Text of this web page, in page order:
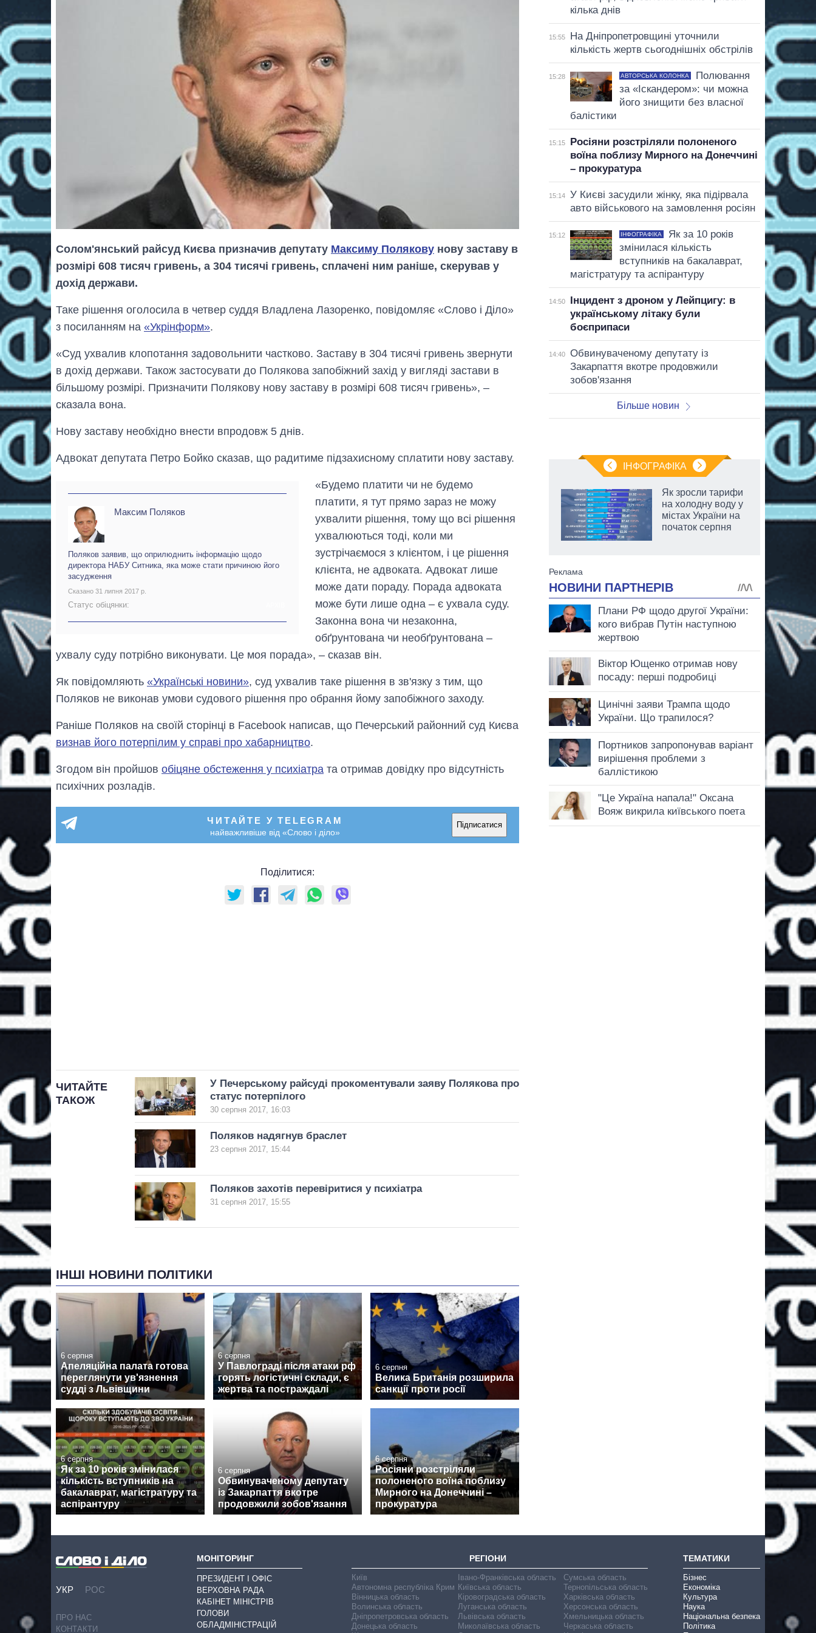
Солом'янський райсуд Києва призначив депутату Максиму Полякову нову заставу в
розмірі 608 тисяч гривень, а 304 тисячі гривень, сплачені ним раніше, скерував у
дохід держави.
Таке рішення оголосила в четвер суддя Владлена Лазоренко, повідомляє «Слово і Діло»
з посиланням на «Укрінформ».
«Суд ухвалив клопотання задовольнити частково. Заставу в 304 тисячі гривень звернути
в дохід держави. Також застосувати до Полякова запобіжний захід у вигляді застави в
більшому розмірі. Призначити Полякову нову заставу в розмірі 608 тисяч гривень», –
сказала вона.
Нову заставу необхідно внести впродовж 5 днів.
Адвокат депутата Петро Бойко сказав, що радитиме підзахисному сплатити нову заставу.
Максим Поляков
Поляков заявив, що оприлюднить інформацію щодо
директора НАБУ Ситника, яка може стати причиною його
засудження
Сказано 31 липня 2017 р.
Статус обіцянки:
«Будемо платити чи не будемо
платити, я тут прямо зараз не можу
ухвалити рішення, тому що всі рішення
ухвалюються тоді, коли ми
зустрічаємося з клієнтом, і це рішення
клієнта, не адвоката. Адвокат лише
може дати пораду. Порада адвоката
може бути лише одна – є ухвала суду.
Законна вона чи незаконна,
обґрунтована чи необґрунтована –
ухвалу суду потрібно виконувати. Це моя порада», – сказав він.
Як повідомляють «Українські новини», суд ухвалив таке рішення в зв'язку з тим, що
Поляков не виконав умови судового рішення про обрання йому запобіжного заходу.
Раніше Поляков на своїй сторінці в Facebook написав, що Печерський районний суд Києва
визнав його потерпілим у справі про хабарництво.
Згодом він пройшов обіцяне обстеження у психіатра та отримав довідку про відсутність
психічних розладів.
ЧИТАЙТЕ У TELEGRAM
найважливіше від «Слово і діло»
Підписатися
Поділитися:
ЧИТАЙТЕ
ТАКОЖ
У Печерському райсуді прокоментували заяву Полякова про
статус потерпілого
30 серпня 2017, 16:03
Поляков надягнув браслет
23 серпня 2017, 15:44
Поляков захотів перевіритися у психіатра
31 серпня 2017, 15:55
ІНШІ НОВИНИ ПОЛІТИКИ
6 серпня
Апеляційна палата готова
переглянути ув'язнення
судді з Львівщини
6 серпня
У Павлограді після атаки рф
горять логістичні склади, є
жертва та постраждалі
6 серпня
Велика Британія розширила
санкції проти росії
6 серпня
Як за 10 років змінилася
кількість вступників на
бакалаврат, магістратуру та
аспірантуру
6 серпня
Обвинуваченому депутату
із Закарпаття вкотре
продовжили зобов'язання
6 серпня
Росіяни розстріляли
полоненого воїна поблизу
Мирного на Донеччині –
прокуратура
кілька днів
15:55
На Дніпропетровщині уточнили
кількість жертв сьогоднішніх обстрілів
15:28 АВТОРСЬКА КОЛОНКА
Полювання
за «Іскандером»: чи можна
його знищити без власної
балістики
15:15
Росіяни розстріляли полоненого
воїна поблизу Мирного на Донеччині
– прокуратура
15:14
У Києві засудили жінку, яка підірвала
авто військового на замовлення росіян
15:12 ІНФОГРАФІКА
Як за 10 років
змінилася кількість
вступників на бакалаврат,
магістратуру та аспірантуру
14:50
Інцидент з дроном у Лейпцигу: в
українському літаку були
боєприпаси
14:40
Обвинуваченому депутату із
Закарпаття вкотре продовжили
зобов'язання
Більше новин
ІНФОГРАФІКА
Економіка ШІ-
гігантів: скільки
коштують і
заробляють
OpenAI та
Anthropic
Як зросли тарифи
на холодну воду у
містах України на
початок серпня
УКР РОС
ПРО НАС
КОНТАКТИ
МОНІТОРИНГ
ПРЕЗИДЕНТ І ОФІС
ВЕРХОВНА РАДА
КАБІНЕТ МІНІСТРІВ
ГОЛОВИ
ОБЛАДМІНІСТРАЦІЙ
РЕГІОНИ
Київ
Автономна республіка Крим
Вінницька область
Волинська область
Дніпропетровська область
Донецька область
Івано-Франківська область
Київська область
Кіровоградська область
Луганська область
Львівська область
Миколаївська область
Сумська область
Тернопільська область
Харківська область
Херсонська область
Хмельницька область
Черкаська область
ТЕМАТИКИ
Бізнес
Економіка
Культура
Наука
Національна безпека
Політика